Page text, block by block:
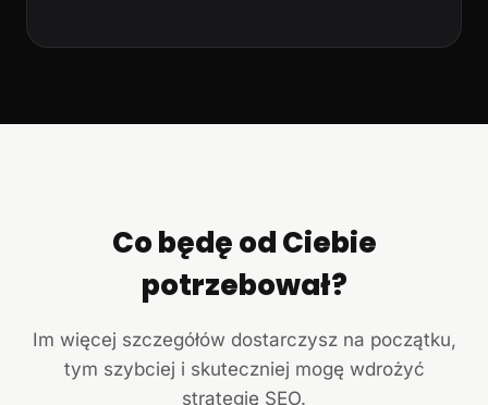
Co będę od Ciebie
potrzebował?
Im więcej szczegółów dostarczysz na początku,
tym szybciej i skuteczniej mogę wdrożyć
strategię SEO.